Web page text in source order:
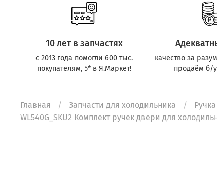
10 лет в запчастях
с 2013 года помогли 600 тыс.
покупателям, 5* в Я.Маркет!
качество за
продаём б/
Главная Запчасти для холодильника
WL540G_SKU2 Комплект ручек двери для